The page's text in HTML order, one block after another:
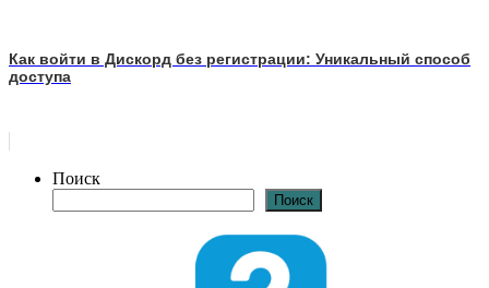
Как войти в Дискорд без регистрации: Уникальный способ
доступа
Поиск
Поиск